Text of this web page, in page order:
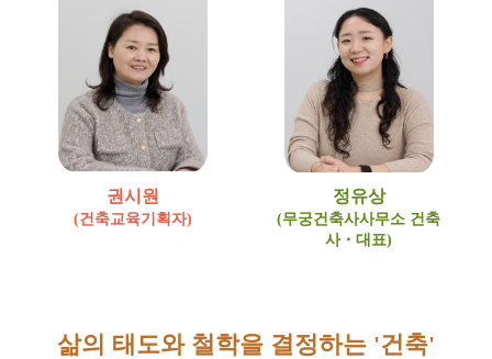
권시원
(건축교육기획자)
정유상
(무궁건축사사무소 건축
사・대표)
삶의 태도와 철학을 결정하는 '건축'